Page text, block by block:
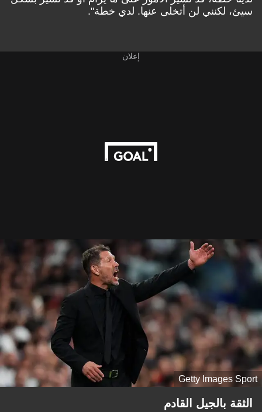
سيئ، لكنني لن أتخلى عنها. لدي خطة".
إعلان
Getty Images Sport
الثقة بالجيل القادم